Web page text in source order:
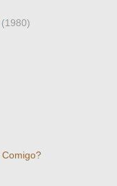
(1980)
Comigo?